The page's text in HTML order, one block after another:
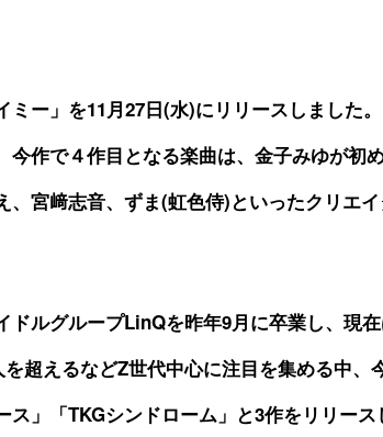
ー」を11月27日(水)にリリースしました。
作で４作目となる楽曲は、金子みゆが初
宮﨑志音、ずま(虹色侍)といったクリエ
ルグループLinQを昨年9月に卒業し、現
超えるなどZ世代中心に注目を集める中、
ス」「TKGシンドローム」と3作をリリー